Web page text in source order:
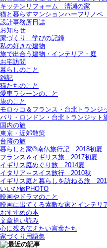
キッチンリフォーム＿清瀬の家
猫と暮らすマンションハーフリノベ
設計事務所日誌
お知らせ
家づくり 学びの記録
私の好きな建物
旅で出合う建物・インテリア・庭
お宅訪問
暮らしのこと
雑記
猫たちのこと
愛車ラシーンのこと
旅のこと
モロッコ＆フランス・台北トランジ
パリ・ロンドン・台北トランジット
国内の旅
東京・近郊散策
台湾の旅
暮らしと家®南仏旅行記＿2018初夏
フランス＆イギリス旅＿2017初夏
イギリス庭めぐり旅＿2014夏
イタリア～スイス旅行 2010秋
イギリス庭と暮らしを訪ねる旅＿
いいひ旅PHOTO
映画やドラマのこと
映画に出てくる素敵な家とインテリ
おすすめの本
文章拾い読み
心に残る伝えたい言葉たち
家づくり用語集